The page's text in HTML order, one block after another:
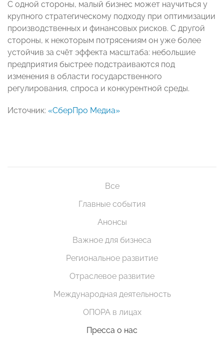
C одной стороны, малый бизнес может научиться у
крупного стратегическому подходу при оптимизации
производственных и финансовых рисков. С другой
стороны, к некоторым потрясениям он уже более
устойчив за счёт эффекта масштаба: небольшие
предприятия быстрее подстраиваются под
изменения в области государственного
регулирования, спроса и конкурентной среды.
Источник: «СберПро Медиа»
Все
Главные события
Анонсы
Важное для бизнеса
Региональное развитие
Отраслевое развитие
Международная деятельность
ОПОРА в лицах
Пресса о нас